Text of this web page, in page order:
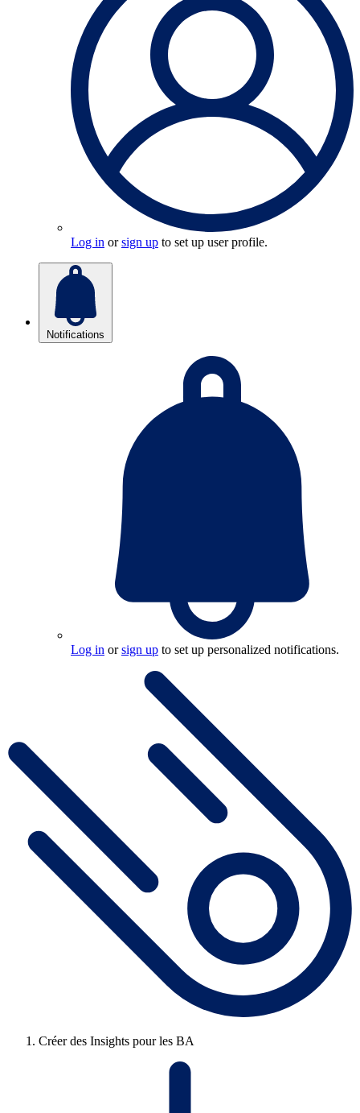
Log in orsign up to set up user profile.
Notifications
Log in orsign up to set up personalized notifications.
Créer des Insights pour les BA